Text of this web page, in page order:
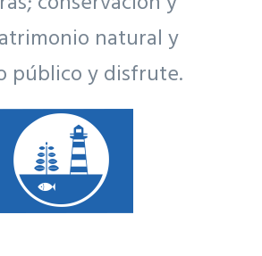
natural y
público y disfrute.